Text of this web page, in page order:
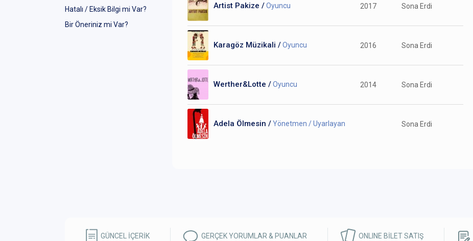
Hatalı / Eksik Bilgi mi Var?
Bir Öneriniz mi Var?
Artist Pakize /Oyuncu 2017 Sona Erdi
Karagöz Müzikali /Oyuncu 2016 Sona Erdi
Werther&Lotte /Oyuncu 2014 Sona Erdi
Adela Ölmesin /Yönetmen / Uyarlayan Sona Erdi
GÜNCEL İÇERİK GERÇEK YORUMLAR & PUANLAR ONLINE BİLET SATIŞ